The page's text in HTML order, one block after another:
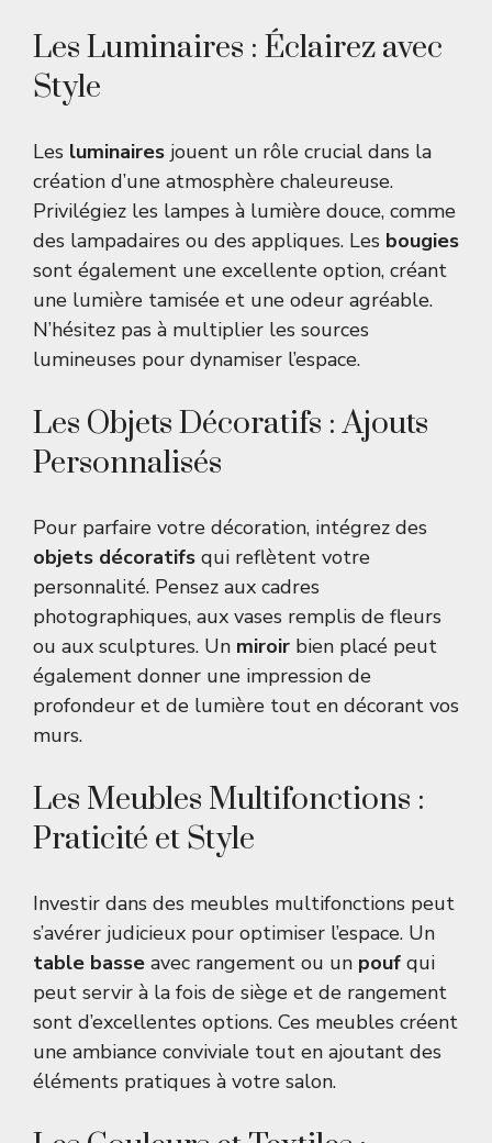
Les Luminaires : Éclairez avec
Style
Les luminaires jouent un rôle crucial dans la
création d’une atmosphère chaleureuse.
Privilégiez les lampes à lumière douce, comme
des lampadaires ou des appliques. Les bougies
sont également une excellente option, créant
une lumière tamisée et une odeur agréable.
N’hésitez pas à multiplier les sources
lumineuses pour dynamiser l’espace.
Les Objets Décoratifs : Ajouts
Personnalisés
Pour parfaire votre décoration, intégrez des
objets décoratifs qui reflètent votre
personnalité. Pensez aux cadres
photographiques, aux vases remplis de fleurs
ou aux sculptures. Un miroir bien placé peut
également donner une impression de
profondeur et de lumière tout en décorant vos
murs.
Les Meubles Multifonctions :
Praticité et Style
Investir dans des meubles multifonctions peut
s’avérer judicieux pour optimiser l’espace. Un
table basse avec rangement ou un pouf qui
peut servir à la fois de siège et de rangement
sont d’excellentes options. Ces meubles créent
une ambiance conviviale tout en ajoutant des
éléments pratiques à votre salon.